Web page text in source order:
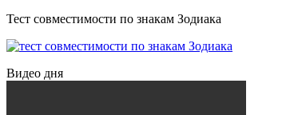
Тест совместимости по знакам Зодиака
Видео дня